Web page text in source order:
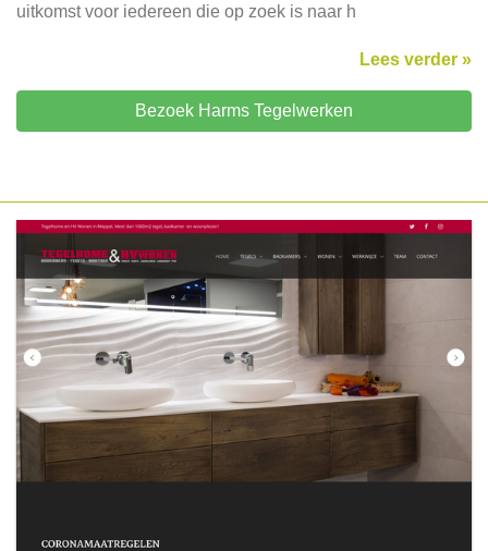
uitkomst voor iedereen die op zoek is naar h
Lees verder »
Bezoek Harms Tegelwerken